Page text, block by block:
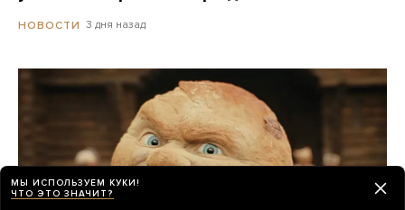
НОВОСТИ 3 дня назад
МЫ ИСПОЛЬЗУЕМ КУКИ!
ЧТО ЭТО ЗНАЧИТ?